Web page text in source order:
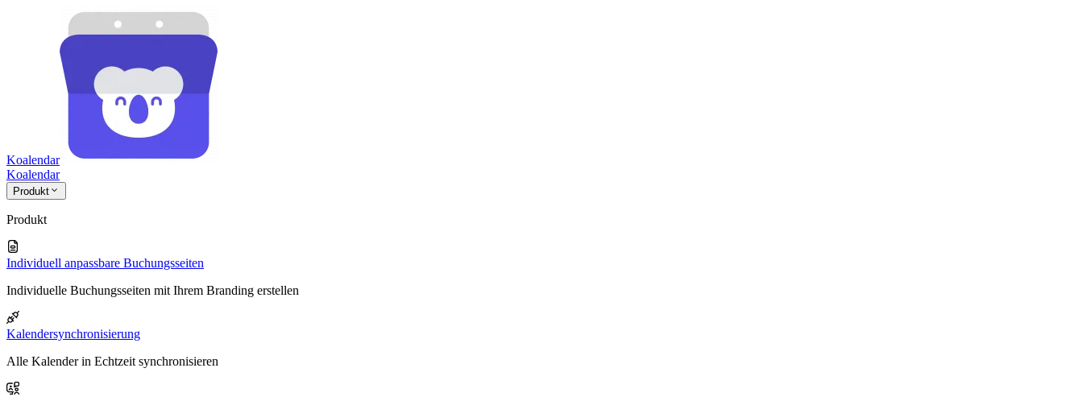
Koalendar
Koalendar
Produkt
Produkt
Individuell anpassbare Buchungsseiten
Individuelle Buchungsseiten mit Ihrem Branding erstellen
Kalendersynchronisierung
Alle Kalender in Echtzeit synchronisieren